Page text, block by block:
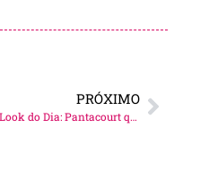
PRÓXIMO
Look do Dia: Pantacourt que amo!